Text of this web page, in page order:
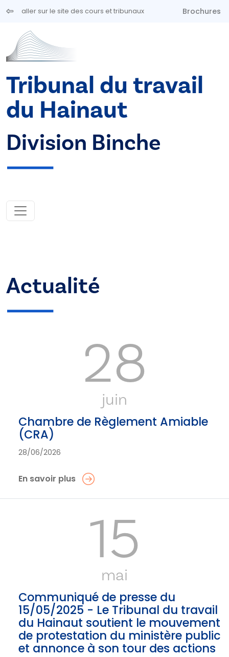
Aller au contenu principal
aller sur le site des cours et tribunaux Brochures
Tribunal du travail
du Hainaut
Division Binche
Actualité
28
juin
Chambre de Règlement Amiable
(CRA)
28/06/2026
En savoir plus
15
mai
Communiqué de presse du
15/05/2025 - Le Tribunal du travail
du Hainaut soutient le mouvement
de protestation du ministère public
et annonce à son tour des actions